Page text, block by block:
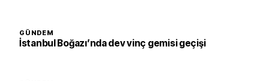
GÜNDEM
İstanbul Boğazı’nda dev vinç gemisi geçişi